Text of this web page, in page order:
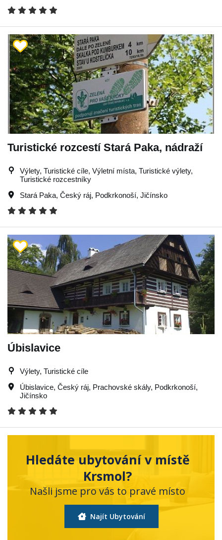
Turistické rozcestí Stará Paka, nádraží
Výlety, Turistické cíle, Výletní místa, Turistické výlety,
Turistické rozcestníky
Stará Paka, Český ráj, Podkrkonoší, Jičínsko
Úbislavice
Výlety, Turistické cíle
Úbislavice, Český ráj, Prachovské skály, Podkrkonoší,
Jičínsko
Hledáte ubytování v místě
Krsmol?
Našli jsme pro vás to pravé místo
Najít Ubytování